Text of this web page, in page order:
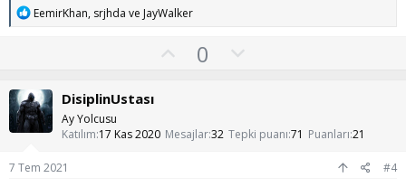
T
e
r
:
EemirKhan, srjhda ve JayWalker
O0
s
DisiplinUstası
Ay Yolcusu
Katılım 17 Kas 2020 Mesajlar32 Tepki puanı 71 Puanları 21
7 Tem 2021 #4